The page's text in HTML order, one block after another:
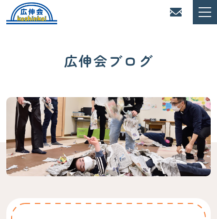
広伸会ブログ